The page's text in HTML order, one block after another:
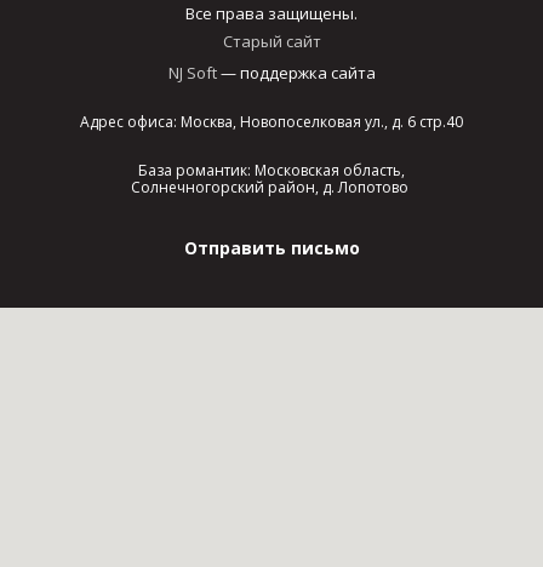
Все права защищены.
Старый сайт
NJ Soft— поддержка сайта
Адрес офиса: Москва, Новопоселковая ул., д. 6 стр.40
База романтик: Московская область,
Солнечногорский район, д. Лопотово
Отправить письмо